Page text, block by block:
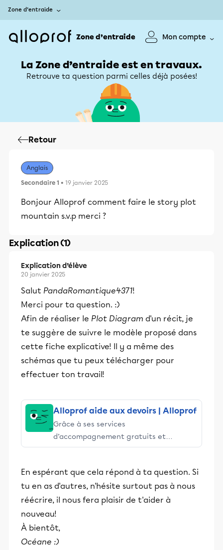
Zone d’entraide
Zone d’entraide Mon compte
La Zone d’entraide est en travaux.
Retrouve ta question parmi celles déjà posées!
Retour
Anglais
Secondaire 1 • 19 janvier 2025
Bonjour Alloprof comment faire le story plot
mountain s.v.p merci ?
Explication (1)
Explication d’élève
20 janvier 2025
Salut PandaRomantique4371!
Merci pour ta question. :)
Afin de réaliser le Plot Diagram d'un récit, je
te suggère de suivre le modèle proposé dans
cette fiche explicative! Il y a même des
schémas que tu peux télécharger pour
effectuer ton travail!
Alloprof aide aux devoirs | Alloprof
Grâce à ses services
d’accompagnement gratuits et
stimulants, Alloprof engage les élèves
éducative.
En espérant que cela répond à ta question. Si
tu en as d'autres, n'hésite surtout pas à nous
réécrire, il nous fera plaisir de t'aider à
nouveau!
À bientôt,
Océane :)